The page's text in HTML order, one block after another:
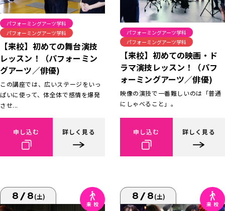
パフォーミングアーツ学科
パフォーミングアーツ学科
【来校】初めての舞台演技
レッスン！（パフォーミン
グアーツ／俳優)
この講座では、広いステージをいっ
ぱいに使って、体全体で感情を爆発
させ...
申し込む 詳しく見る
パフォーミングアーツ学科
パフォーミングアーツ学科
【来校】初めての映画・ド
ラマ演技レッスン！（パフ
ォーミングアーツ／俳優)
映像の演技で一番難しいのは「普通
にしゃべること」。
申し込む 詳しく見る
8/8(土) 8/8(土)